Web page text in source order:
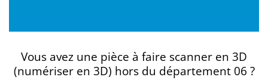
Vous avez une pièce à faire scanner en 3D
(numériser en 3D) hors du département 06 ?